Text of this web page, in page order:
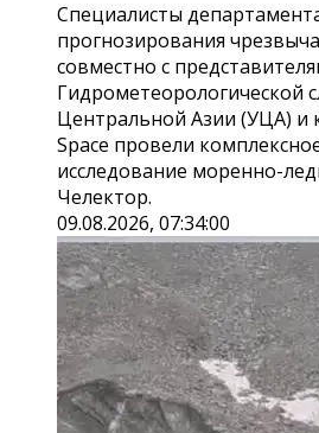
Специалисты
прогнозирования
совместно с
Гидрометеорологической
Центральной Азии (УЦА) и
Space провели
исследование моренно-
Челектор.
09.08.2026, 07:34:00